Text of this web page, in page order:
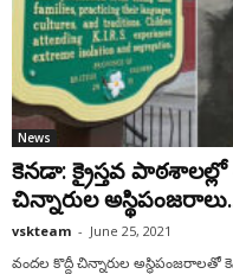
News
కెనడా: క్రైస్తవ
చిన్నారుల
vskteam - June 25, 2021
వందల కొద్దీ చిన్నారుల